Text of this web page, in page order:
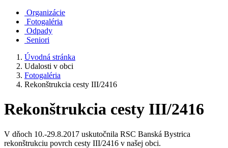
Organizácie
Fotogaléria
Odpady
Seniori
Úvodná stránka
Udalosti v obci
Fotogaléria
Rekonštrukcia cesty III/2416
Rekonštrukcia cesty III/2416
V dňoch 10.-29.8.2017 uskutočnila RSC Banská Bystrica
rekonštrukciu povrch cesty III/2416 v našej obci.